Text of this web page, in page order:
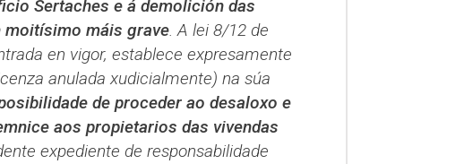
Sertaches e á demolición das
moitísimo máis grave. A lei 8/12 de
en vigor, establece expresamente
anulada xudicialmente) na súa
de proceder ao desaloxo e
aos propietarios das vivendas
expediente de responsabilidade